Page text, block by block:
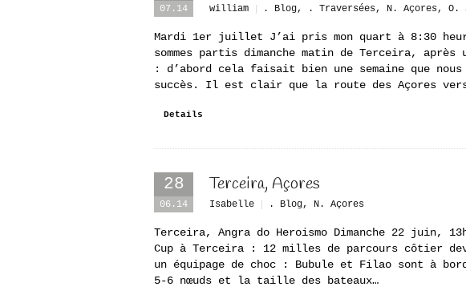
07.14 william . Blog, . Traversées, N. Açores, O.
Mardi 1er juillet J’ai pris mon quart à 8:30
sommes partis dimanche matin de Terceira,
: d’abord cela faisait bien une semaine que
succès. Il est clair que la route des Açores
Details
28
06.14
Terceira, Açores
Isabelle . Blog, N. Açores
Terceira, Angra do Heroismo Dimanche 22 juin,
Cup à Terceira : 12 milles de parcours côtier
un équipage de choc : Bubule et Filao sont à
5-6 nœuds et la taille des bateaux…